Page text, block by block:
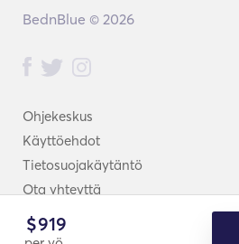
$919
Ohjekeskus
Käyttöehdot
Tietosuojakäytäntö
Ota yhteyttä
BednBlue © 2026